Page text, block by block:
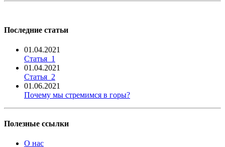
Последние статьи
01.04.2021
Статья_1
01.04.2021
Статья_2
01.06.2021
Почему мы стремимся в горы?
Полезные ссылки
О нас